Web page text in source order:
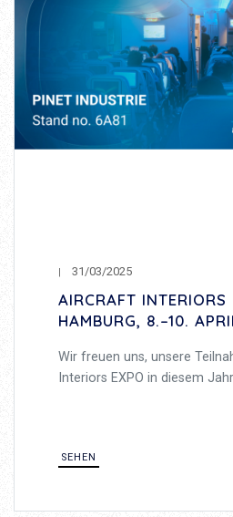
31/03/2025
AIRCRAFT INTERIORS
HAMBURG, 8.–10.
Wir freuen uns, unsere
Interiors EXPO in diesem
SEHEN